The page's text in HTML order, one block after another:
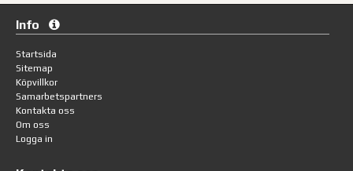
Info
Startsida
Sitemap
Köpvillkor
Samarbetspartners
Kontakta oss
Om oss
Logga in